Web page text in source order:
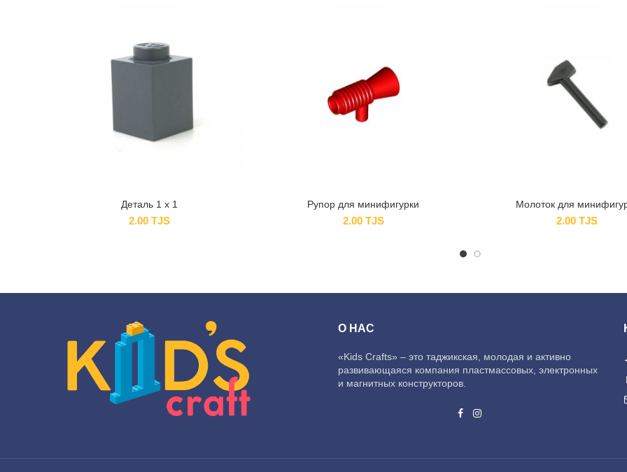
Деталь 1 x 1
2.00TJS
Рупор для минифигурки
2.00 TJS
Молоток для
2.00TJS
О НАС
«Kids Crafts» – это таджикская, молодая и активно
развивающаяся компания пластмассовых, электронных
и магнитных конструкторов.